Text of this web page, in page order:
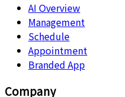
AI Overview
Management
Schedule
Appointment
Branded App
Company